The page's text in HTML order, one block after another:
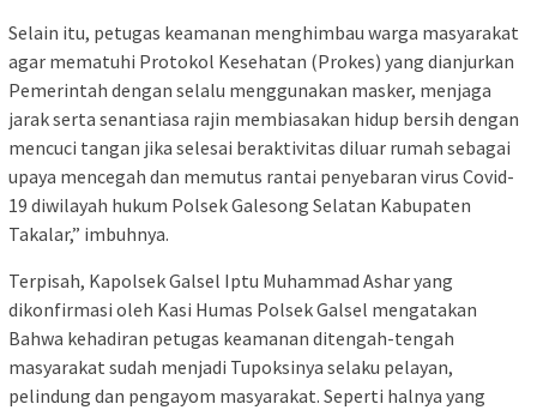
Selain itu, petugas keamanan menghimbau warga masyarakat
agar mematuhi Protokol Kesehatan (Prokes) yang dianjurkan
Pemerintah dengan selalu menggunakan masker, menjaga
jarak serta senantiasa rajin membiasakan hidup bersih dengan
mencuci tangan jika selesai beraktivitas diluar rumah sebagai
upaya mencegah dan memutus rantai penyebaran virus Covid-
19 diwilayah hukum Polsek Galesong Selatan Kabupaten
Takalar,” imbuhnya.
Terpisah, Kapolsek Galsel Iptu Muhammad Ashar yang
dikonfirmasi oleh Kasi Humas Polsek Galsel mengatakan
Bahwa kehadiran petugas keamanan ditengah-tengah
masyarakat sudah menjadi Tupoksinya selaku pelayan,
pelindung dan pengayom masyarakat. Seperti halnya yang